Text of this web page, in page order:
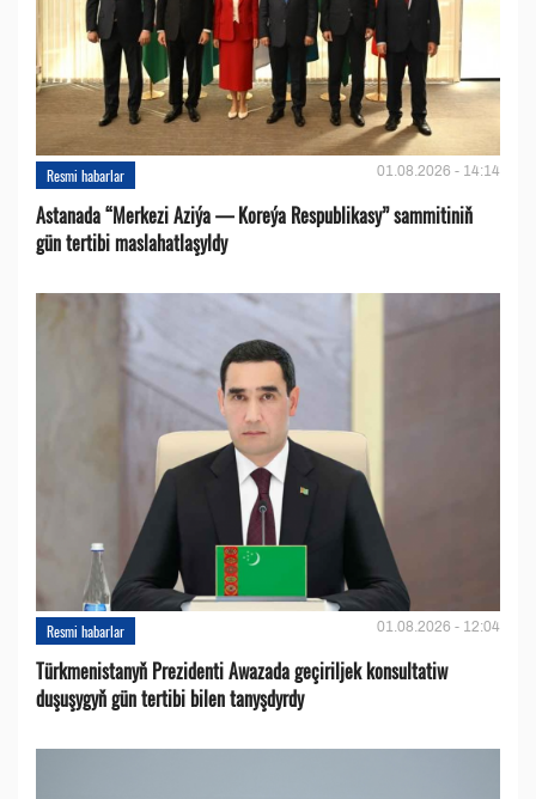
Resmi habarlar 01.08.2026 - 14:14
Astanada “Merkezi Aziýa — Koreýa Respublikasy” sammitiniň
gün tertibi maslahatlaşyldy
Resmi habarlar 01.08.2026 - 12:04
Türkmenistanyň Prezidenti Awazada geçiriljek konsultatiw
duşuşygyň gün tertibi bilen tanyşdyrdy